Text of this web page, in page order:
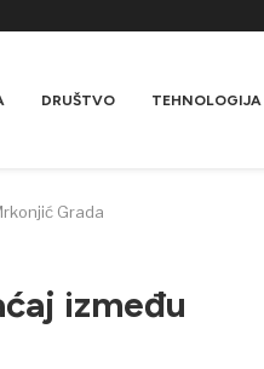
DRUŠTVO TEHNOLOGIJA
Grada
između